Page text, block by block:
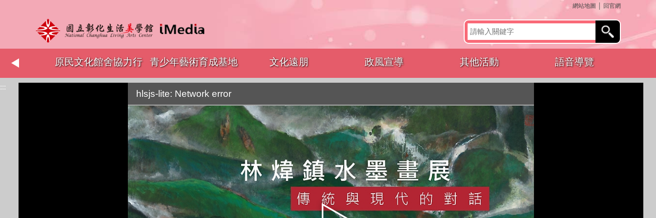
::: 網站地圖 回官網
表揚 原民文化館舍協力行 青少年藝術育成基地 文化遠朋 政風宣導 其他活動 語音導覽
:::
hlsjs-lite: Network error